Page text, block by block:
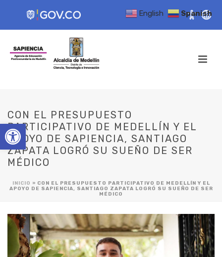
Open toolbar
CON EL PRESUPUESTO
PARTICIPATIVO DE MEDELLÍN Y EL
APOYO DE SAPIENCIA, SANTIAGO
ZAPATA LOGRÓ SU SUEÑO DE SER
MÉDICO
INICIO » CON EL PRESUPUESTO PARTICIPATIVO DE MEDELLÍN Y EL
APOYO DE SAPIENCIA, SANTIAGO ZAPATA LOGRÓ SU SUEÑO DE SER
MÉDICO
English Spanish